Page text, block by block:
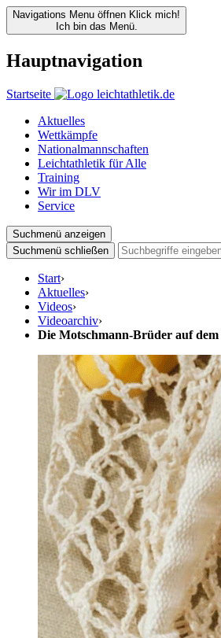
Navigations Menu öffnen Klick mich!
Ich bin das Menü.
Hauptnavigation
Startseite
Aktuelles
Wettkämpfe
Nationalmannschaften
Leichtathletik für Alle
Training
Wir im DLV
Service
Suchmenü anzeigen
Suchmenü schließen
Start›
Aktuelles›
Videos›
Videoarchiv›
Die Motschmann-Brüder auf dem